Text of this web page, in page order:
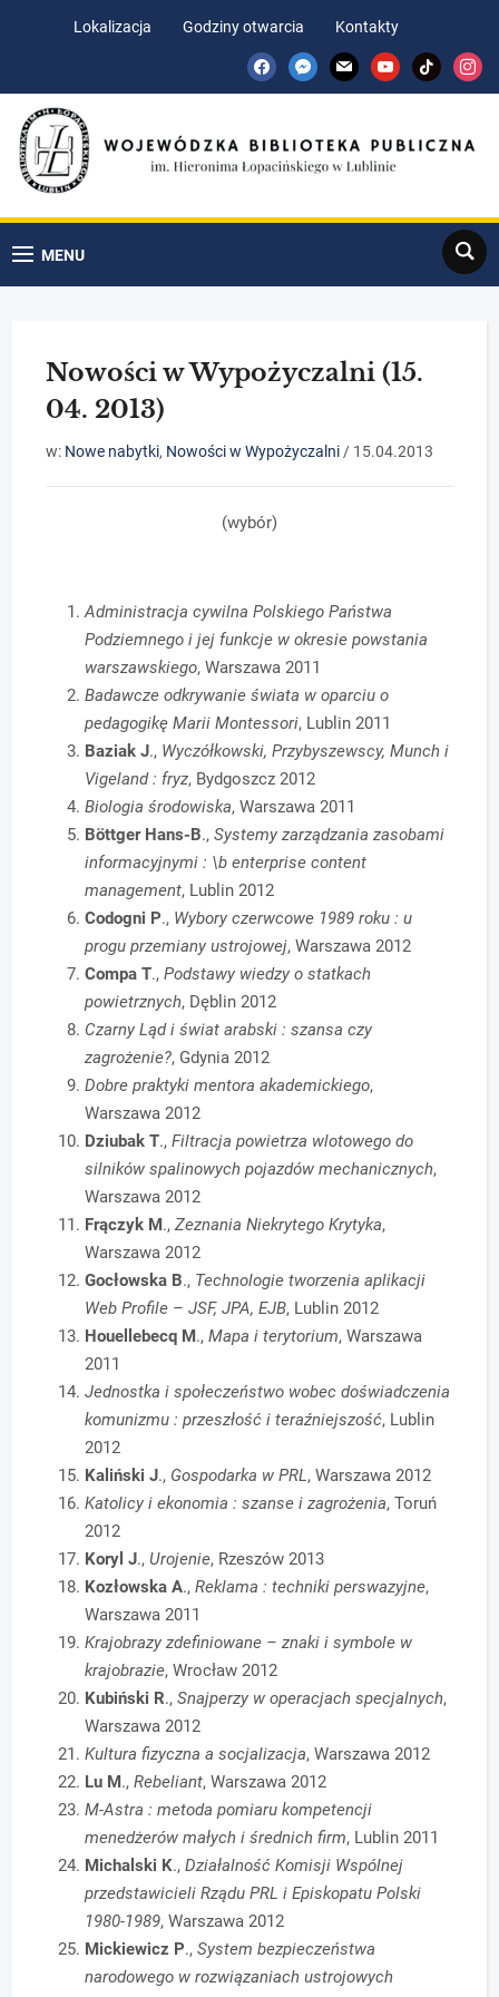
Lokalizacja Godziny otwarcia
Kontakty
facebookmessenger
mail youtubetiktok
MENU
Search
Nowości w Wypożyczalni (15.
04. 2013)
w: Nowe nabytki, Nowości w Wypożyczalni / 15.04.2013
(wybór)
Administracja cywilna Polskiego Państwa
Podziemnego i jej funkcje w okresie powstania
warszawskiego, Warszawa 2011
Badawcze odkrywanie świata w oparciu o
pedagogikę Marii Montessori, Lublin 2011
Baziak J., Wyczółkowski, Przybyszewscy, Munch i
Vigeland : fryz, Bydgoszcz 2012
Biologia środowiska, Warszawa 2011
Böttger Hans-B.,Systemy zarządzania zasobami
informacyjnymi : \b enterprise content
management, Lublin 2012
Codogni P., Wybory czerwcowe 1989 roku : u
progu przemiany ustrojowej, Warszawa 2012
Compa T.,Podstawy wiedzy o statkach
powietrznych, Dęblin 2012
Czarny Ląd i świat arabski : szansa czy
zagrożenie?, Gdynia 2012
Dobre praktyki mentora akademickiego,
Warszawa 2012
Dziubak T.,Filtracja powietrza wlotowego do
silników spalinowych pojazdów mechanicznych,
Warszawa 2012
Frączyk M.,Zeznania Niekrytego Krytyka,
Warszawa 2012
Gocłowska B., Technologie tworzenia aplikacji
Web Profile – JSF, JPA, EJB, Lublin 2012
Houellebecq M.,Mapa i terytorium, Warszawa
2011
Jednostka i społeczeństwo wobec doświadczenia
komunizmu : przeszłość i teraźniejszość, Lublin
2012
Kaliński J., Gospodarka w PRL, Warszawa 2012
Katolicy i ekonomia : szanse i zagrożenia, Toruń
2012
Koryl J., Urojenie, Rzeszów 2013
Kozłowska A.,Reklama : techniki perswazyjne,
Warszawa 2011
Krajobrazy zdefiniowane – znaki i symbole w
krajobrazie, Wrocław 2012
Kubiński R.,Snajperzy w operacjach specjalnych,
Warszawa 2012
Kultura fizyczna a socjalizacja, Warszawa 2012
Lu M.,Rebeliant, Warszawa 2012
M-Astra : metoda pomiaru kompetencji
menedżerów małych i średnich firm, Lublin 2011
Michalski K.,Działalność Komisji Wspólnej
przedstawicieli Rządu PRL i Episkopatu Polski
1980-1989, Warszawa 2012
Mickiewicz P.,System bezpieczeństwa
narodowego w rozwiązaniach ustrojowych